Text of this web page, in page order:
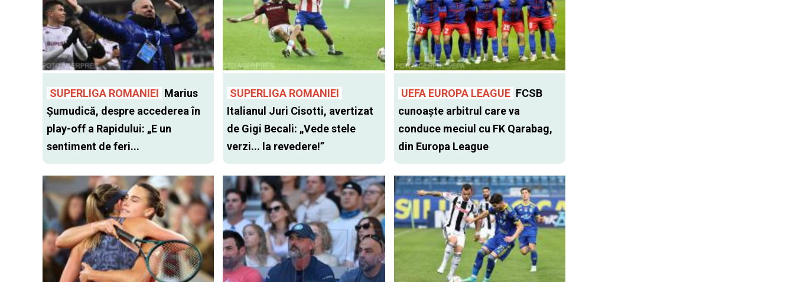
SUPERLIGA ROMANIEI Marius
Șumudică, despre accederea în
play-off a Rapidului: „E un
sentiment de feri...
SUPERLIGA ROMANIEI
Italianul Juri Cisotti, avertizat
de Gigi Becali: „Vede stele
verzi... la revedere!”
UEFA EUROPA LEAGUE FCSB
cunoaște arbitrul care va
conduce meciul cu FK Qarabag,
din Europa League